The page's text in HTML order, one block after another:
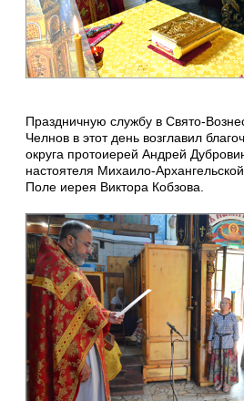
Праздничную службу в Свято-
Челнов в этот день возглавил
округа протоиерей Андрей
настоятеля Михаило-
Поле иерея Виктора Кобзова.